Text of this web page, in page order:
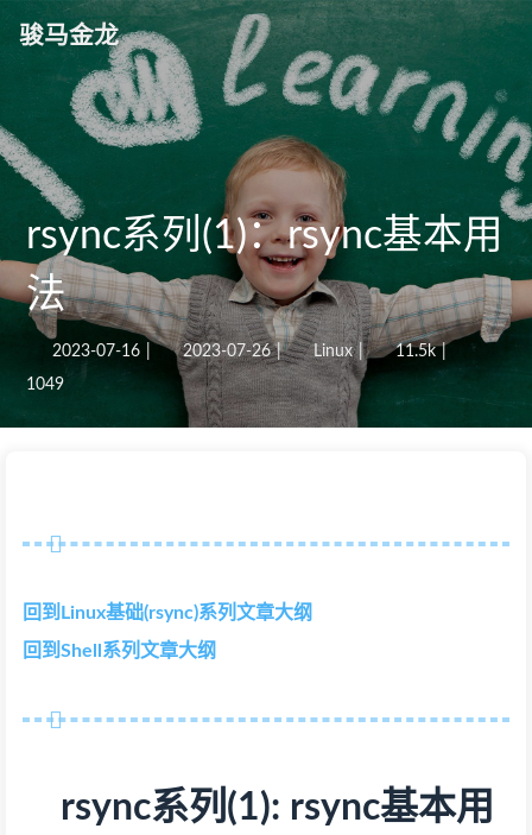
骏马金龙
rsync系列(1)：rsync基本用
法
2023-07-16 2023-07-26 | Linux 11.5k |
1049
回到Linux基础(rsync)系列文章大纲
回到Shell系列文章大纲
rsync系列(1): rsync基本用